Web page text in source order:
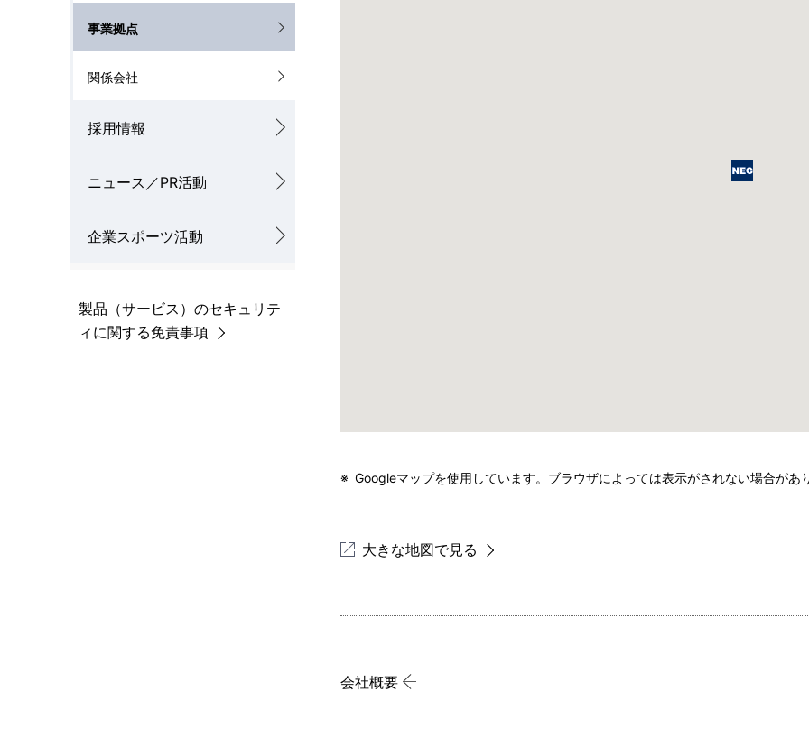
事業拠点
関係会社
採用情報
ニュース／PR活動
企業スポーツ活動
製品（サービス）のセキュリテ
ィに関する免責事項
※ Googleマップを使用しています。ブラウザによっては表示がされない場合があ
大きな地図で見る
会社概要